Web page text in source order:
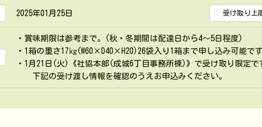
2025年01月25日 受け取り上
・賞味期限は参考まで。(秋・冬期間は配達日から4～5日程度)
・1箱の重さ17㎏(W60×D40×H20)26袋入り1箱まで申し込み可能です
・1月21日(火)《社協本部(成城6丁目事務所棟)》で受け取り限定で
下記の受け渡し情報を確認のうえお申込みください。